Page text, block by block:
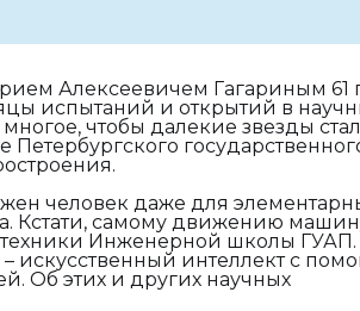
Алексеевичем Гагариным 61
испытаний и открытий в
чтобы далекие звезды
человек даже для
Кстати, самому движению
Инженерной школы
искусственный интеллект с
Об этих и других научных